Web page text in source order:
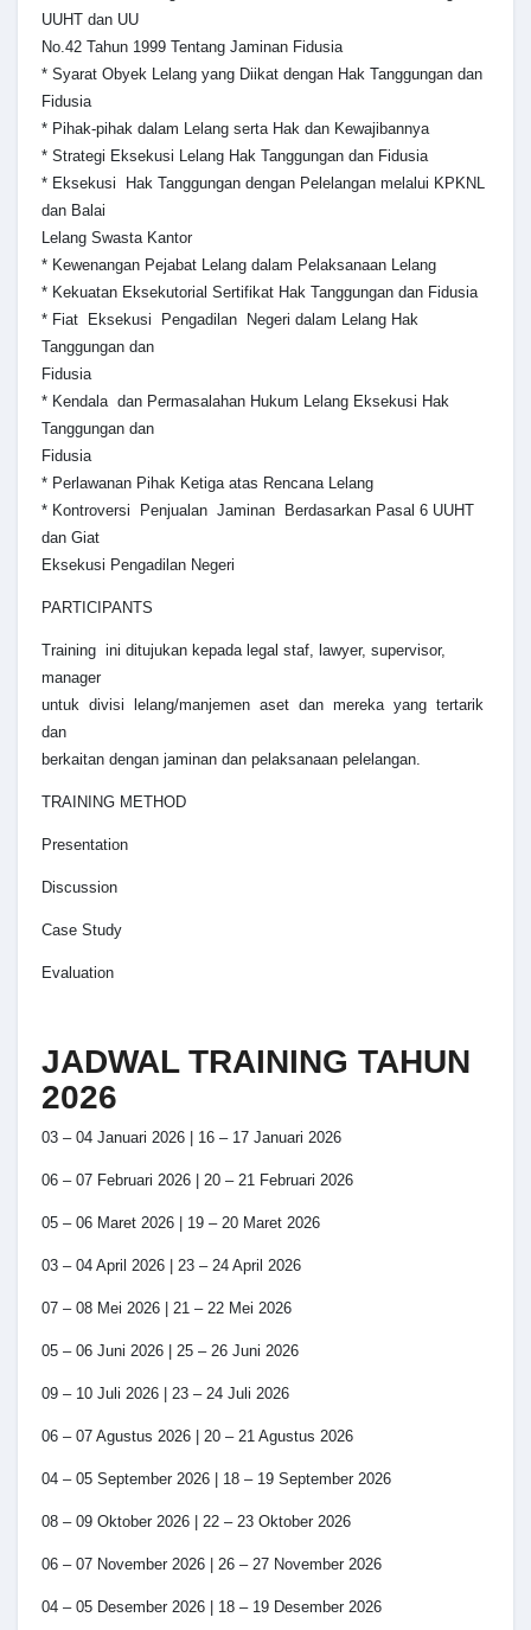
UUHT dan UU
No.42 Tahun 1999 Tentang Jaminan Fidusia
* Syarat Obyek Lelang yang Diikat dengan Hak Tanggungan dan
Fidusia
* Pihak-pihak dalam Lelang serta Hak dan Kewajibannya
* Strategi Eksekusi Lelang Hak Tanggungan dan Fidusia
* Eksekusi Hak Tanggungan dengan Pelelangan melalui KPKNL
dan Balai
Lelang Swasta Kantor
* Kewenangan Pejabat Lelang dalam Pelaksanaan Lelang
* Kekuatan Eksekutorial Sertifikat Hak Tanggungan dan Fidusia
* Fiat Eksekusi Pengadilan Negeri dalam Lelang Hak
Tanggungan dan
Fidusia
* Kendala dan Permasalahan Hukum Lelang Eksekusi Hak
Tanggungan dan
Fidusia
* Perlawanan Pihak Ketiga atas Rencana Lelang
* Kontroversi Penjualan Jaminan Berdasarkan Pasal 6 UUHT
dan Giat
Eksekusi Pengadilan Negeri
PARTICIPANTS
Training ini ditujukan kepada legal staf, lawyer, supervisor,
manager
untuk divisi lelang/manjemen aset dan mereka yang tertarik
dan
berkaitan dengan jaminan dan pelaksanaan pelelangan.
TRAINING METHOD
Presentation
Discussion
Case Study
Evaluation
JADWAL TRAINING TAHUN
2026
03 – 04 Januari 2026 | 16 – 17 Januari 2026
06 – 07 Februari 2026 | 20 – 21 Februari 2026
05 – 06 Maret 2026 | 19 – 20 Maret 2026
03 – 04 April 2026 | 23 – 24 April 2026
07 – 08 Mei 2026 | 21 – 22 Mei 2026
05 – 06 Juni 2026 | 25 – 26 Juni 2026
09 – 10 Juli 2026 | 23 – 24 Juli 2026
06 – 07 Agustus 2026 | 20 – 21 Agustus 2026
04 – 05 September 2026 | 18 – 19 September 2026
08 – 09 Oktober 2026 | 22 – 23 Oktober 2026
06 – 07 November 2026 | 26 – 27 November 2026
04 – 05 Desember 2026 | 18 – 19 Desember 2026